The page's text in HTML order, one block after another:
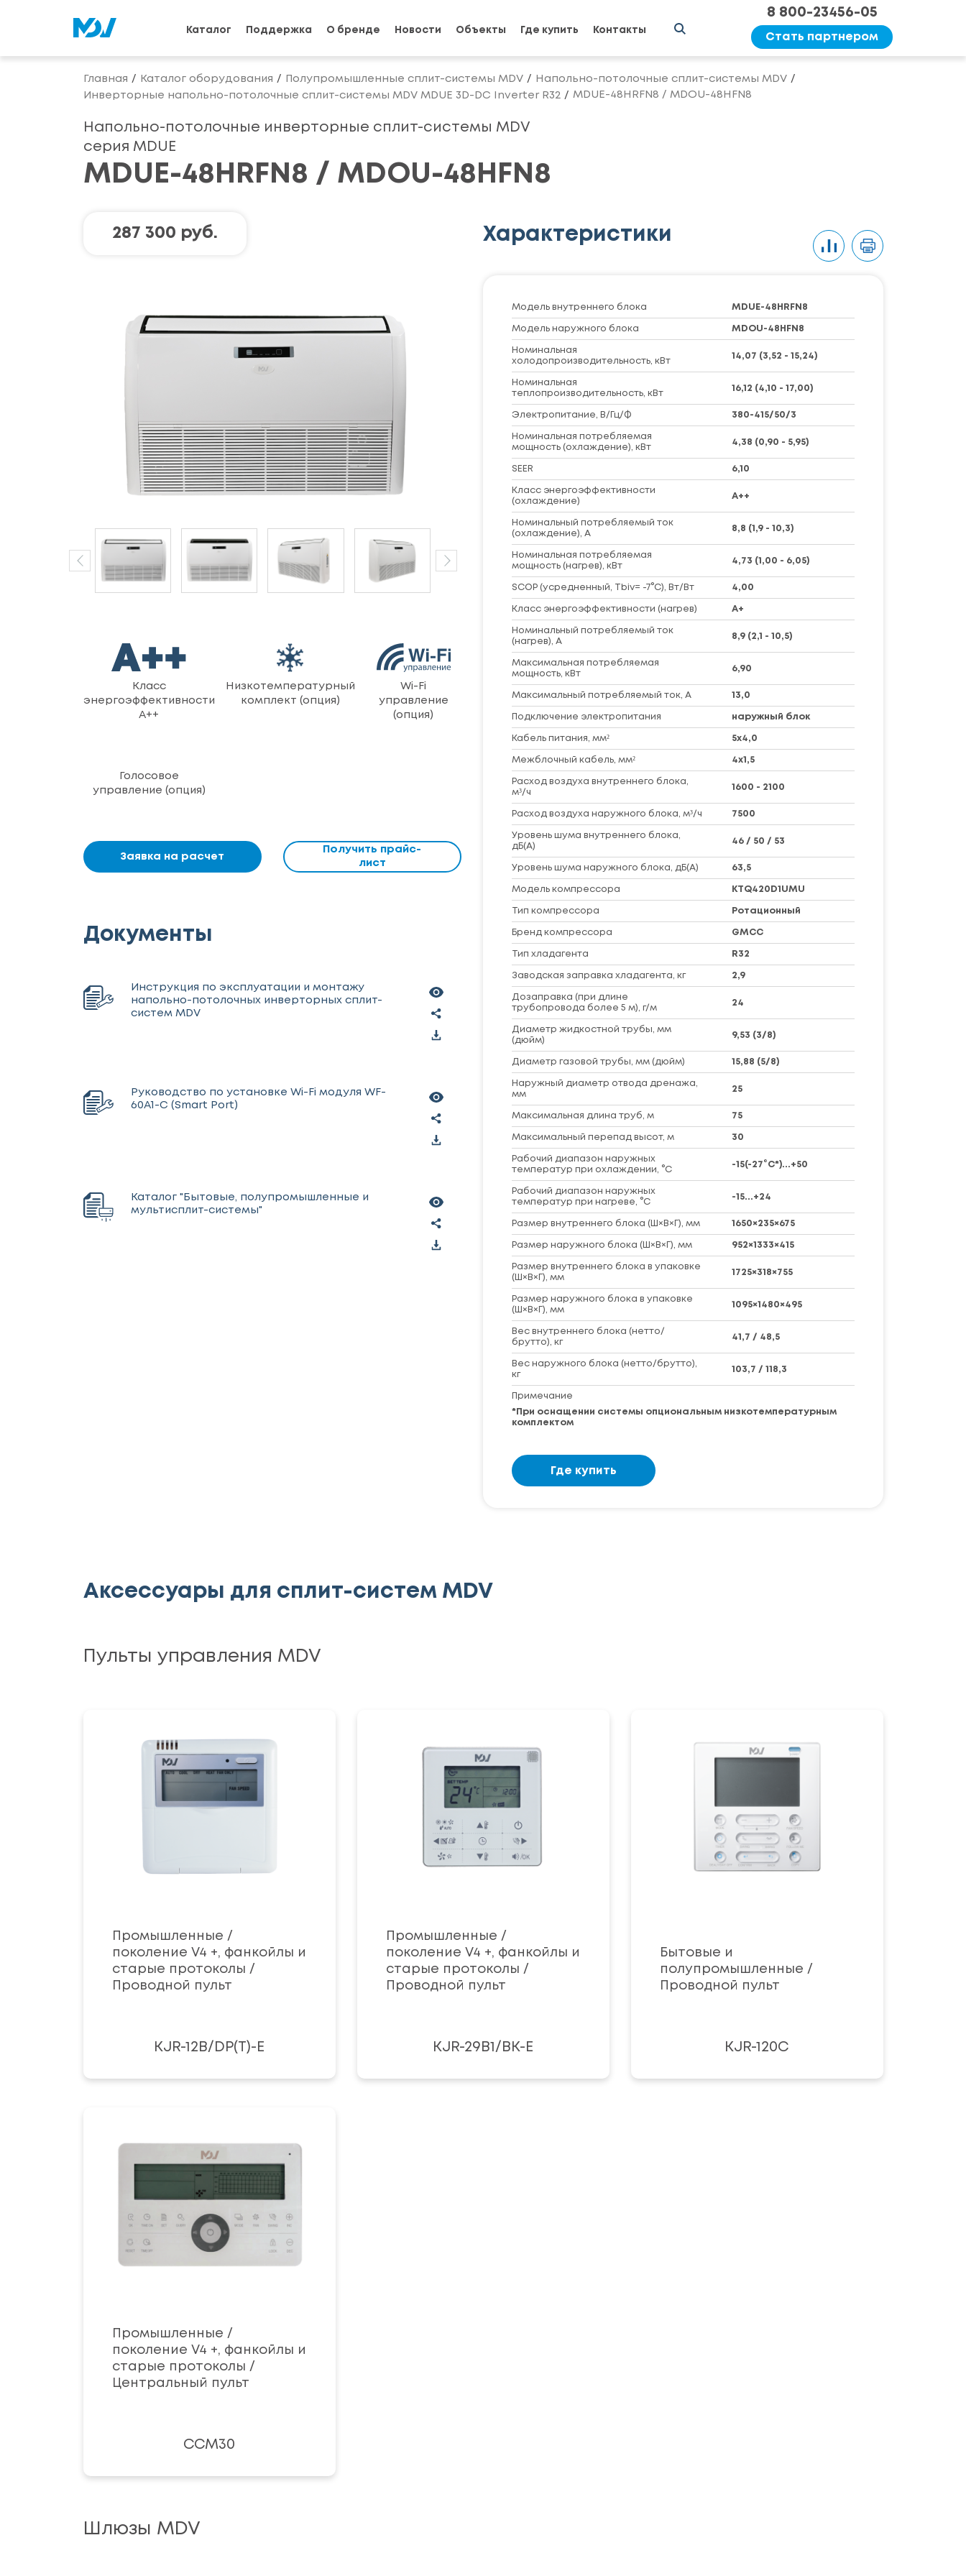
Каталог Поддержка О бренде Новости Объекты Где купить Контакты
8 800-23456-05
Стать партнером
Главная Каталог оборудования Полупромышленные сплит-системы MDV
Напольно-потолочные сплит-системы MDV
Инверторные напольно-потолочные сплит-системы MDV MDUE 3D-DC Inverter R32
MDUE-48HRFN8 / MDOU-48HFN8
Напольно-потолочные инверторные сплит-системы MDV
серия MDUE
MDUE-48HRFN8 / MDOU-48HFN8
287 300 руб.
Класс
энергоэффективности
A++
Низкотемпературный
комплект (опция)
Wi-Fi
управление
(опция)
Голосовое
управление (опция)
Заявка на расчет
Получить прайс-
лист
Характеристики
Модель внутреннего блока MDUE-48HRFN8
Модель наружного блока MDOU-48HFN8
Номинальная
холодопроизводительность, кВт
14,07 (3,52 - 15,24)
Номинальная
теплопроизводительность, кВт
16,12 (4,10 - 17,00)
Электропитание, В/Гц/Ф 380-415/50/3
Номинальная потребляемая
мощность (охлаждение), кВт
4,38 (0,90 - 5,95)
SEER 6,10
Класс энергоэффективности
(охлаждение)
A++
Номинальный потребляемый ток
(охлаждение), А
8,8 (1,9 - 10,3)
Номинальная потребляемая
мощность (нагрев), кВт
4,73 (1,00 - 6,05)
SCOP (усредненный, Tbiv= -7°C), Вт/Вт 4,00
Класс энергоэффективности (нагрев) A+
Номинальный потребляемый ток
(нагрев), А
8,9 (2,1 - 10,5)
Максимальная потребляемая
мощность, кВт
6,90
Максимальный потребляемый ток, А 13,0
Подключение электропитания наружный блок
Кабель питания, мм² 5х4,0
Межблочный кабель, мм² 4х1,5
Расход воздуха внутреннего блока,
м³/ч
1600 - 2100
Расход воздуха наружного блока, м³/ч 7500
Уровень шума внутреннего блока,
дБ(А)
46 / 50 / 53
Уровень шума наружного блока, дБ(А) 63,5
Модель компрессора KTQ420D1UMU
Тип компрессора Ротационный
Бренд компрессора GMCC
Тип хладагента R32
Заводская заправка хладагента, кг 2,9
Дозаправка (при длине
трубопровода более 5 м), г/м
24
Диаметр жидкостной трубы, мм
(дюйм)
9,53 (3/8)
Диаметр газовой трубы, мм (дюйм) 15,88 (5/8)
Наружный диаметр отвода дренажа,
мм
25
Максимальная длина труб, м 75
Максимальный перепад высот, м 30
Рабочий диапазон наружных
температур при охлаждении, °C
-15(-27°C*)...+50
Рабочий диапазон наружных
температур при нагреве, °C
-15...+24
Размер внутреннего блока (Ш×В×Г), мм 1650×235×675
Размер наружного блока (Ш×В×Г), мм 952×1333×415
Размер внутреннего блока в упаковке
(Ш×В×Г), мм
1725×318×755
Размер наружного блока в упаковке
(Ш×В×Г), мм
1095×1480×495
Вес внутреннего блока (нетто/
брутто), кг
41,7 / 48,5
Вес наружного блока (нетто/брутто),
кг
103,7 / 118,3
Примечание
*При оснащении системы опциональным низкотемпературным
комплектом
Где купить
Документы
Инструкция по эксплуатации и монтажу
напольно-потолочных инверторных сплит-
систем MDV
Руководство по установке Wi-Fi модуля WF-
60A1-C (Smart Port)
Каталог "Бытовые, полупромышленные и
мультисплит-системы"
Аксессуары для сплит-систем MDV
Пульты управления MDV
Промышленные /
поколение V4 +, фанкойлы и
старые протоколы /
Проводной пульт
KJR-12B/DP(T)-E
Промышленные /
поколение V4 +, фанкойлы и
старые протоколы /
Проводной пульт
KJR-29B1/BK-E
Бытовые и
полупромышленные /
Проводной пульт
KJR-120С
Промышленные /
поколение V4 +, фанкойлы и
старые протоколы /
Центральный пульт
ССМ30
Шлюзы MDV